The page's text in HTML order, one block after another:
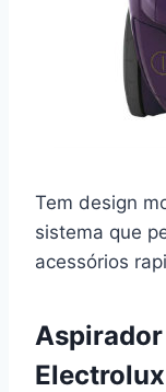
Tem design
sistema que
acessórios
Electrolux